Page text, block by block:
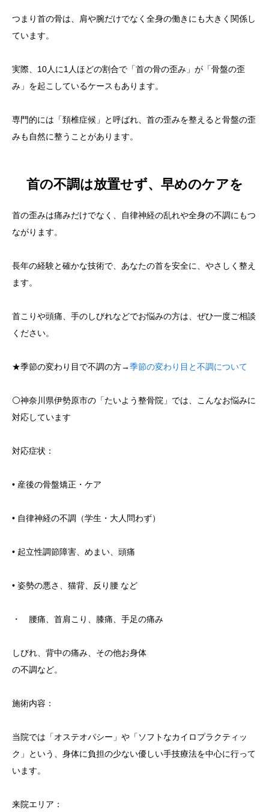
つまり首の骨は、肩や腕だけでなく全身の働きにも大きく関係し
ています。
実際、10人に1人ほどの割合で「首の骨の歪み」が「骨盤の歪
み」を起こしているケースもあります。
専門的には「頚椎症候」と呼ばれ、首の歪みを整えると骨盤の歪
みも自然に整うことがあります。
首の不調は放置せず、早めのケアを
首の歪みは痛みだけでなく、自律神経の乱れや全身の不調にもつ
ながります。
長年の経験と確かな技術で、あなたの首を安全に、やさしく整え
ます。
首こりや頭痛、手のしびれなどでお悩みの方は、ぜひ一度ご相談
ください。
★季節の変わり目で不調の方→季節の変わり目と不調について
⚪️神奈川県伊勢原市の「たいよう整骨院」では、こんなお悩みに
対応しています
対応症状：
• 産後の骨盤矯正・ケア
• 自律神経の不調（学生・大人問わず）
• 起立性調節障害、めまい、頭痛
• 姿勢の悪さ、猫背、反り腰 など
・ 腰痛、首肩こり、膝痛、手足の痛み
しびれ、背中の痛み、その他お身体
の不調など。
施術内容：
当院では「オステオパシー」や「ソフトなカイロプラクティッ
ク」という、身体に負担の少ない優しい手技療法を中心に行って
います。
来院エリア：